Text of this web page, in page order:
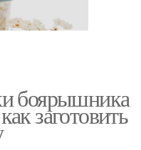
боярышника
заготовить